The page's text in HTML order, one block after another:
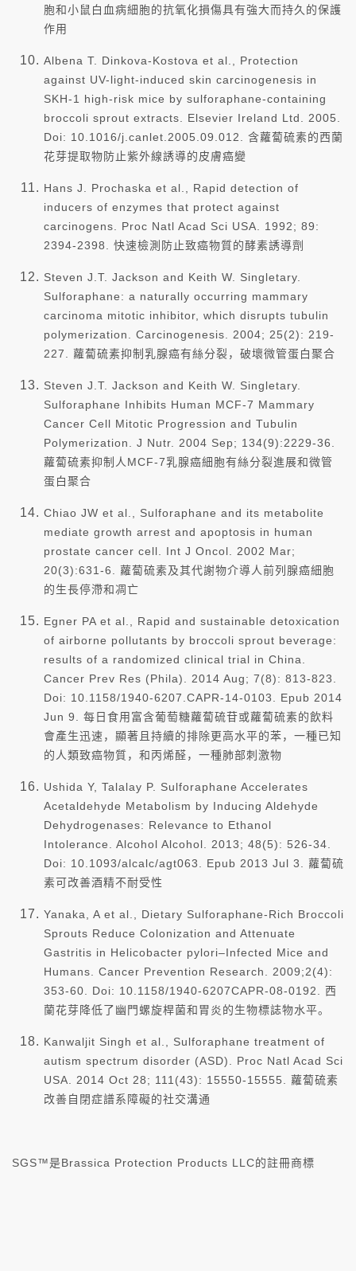
胞和小鼠白血病細胞的抗氧化損傷具有強大而持久的保護
作用
Albena T. Dinkova-Kostova et al., Protection
against UV-light-induced skin carcinogenesis in
SKH-1 high-risk mice by sulforaphane-containing
broccoli sprout extracts. Elsevier Ireland Ltd. 2005.
Doi: 10.1016/j.canlet.2005.09.012. 含蘿蔔硫素的西蘭
花芽提取物防止紫外線誘導的皮膚癌變
Hans J. Prochaska et al., Rapid detection of
inducers of enzymes that protect against
carcinogens. Proc Natl Acad Sci USA. 1992; 89:
2394-2398. 快速檢測防止致癌物質的酵素誘導劑
Steven J.T. Jackson and Keith W. Singletary.
Sulforaphane: a naturally occurring mammary
carcinoma mitotic inhibitor, which disrupts tubulin
polymerization. Carcinogenesis. 2004; 25(2): 219-
227. 蘿蔔硫素抑制乳腺癌有絲分裂，破壞微管蛋白聚合
Steven J.T. Jackson and Keith W. Singletary.
Sulforaphane Inhibits Human MCF-7 Mammary
Cancer Cell Mitotic Progression and Tubulin
Polymerization. J Nutr. 2004 Sep; 134(9):2229-36.
蘿蔔硫素抑制人MCF-7乳腺癌細胞有絲分裂進展和微管
蛋白聚合
Chiao JW et al., Sulforaphane and its metabolite
mediate growth arrest and apoptosis in human
prostate cancer cell. Int J Oncol. 2002 Mar;
20(3):631-6. 蘿蔔硫素及其代謝物介導人前列腺癌細胞
的生長停滯和凋亡
Egner PA et al., Rapid and sustainable detoxication
of airborne pollutants by broccoli sprout beverage:
results of a randomized clinical trial in China.
Cancer Prev Res (Phila). 2014 Aug; 7(8): 813-823.
Doi: 10.1158/1940-6207.CAPR-14-0103. Epub 2014
Jun 9. 每日食用富含葡萄糖蘿蔔硫苷或蘿蔔硫素的飲料
會產生迅速，顯著且持續的排除更高水平的苯，一種已知
的人類致癌物質，和丙烯醛，一種肺部刺激物
Ushida Y, Talalay P. Sulforaphane Accelerates
Acetaldehyde Metabolism by Inducing Aldehyde
Dehydrogenases: Relevance to Ethanol
Intolerance. Alcohol Alcohol. 2013; 48(5): 526-34.
Doi: 10.1093/alcalc/agt063. Epub 2013 Jul 3. 蘿蔔硫
素可改善酒精不耐受性
Yanaka, A et al., Dietary Sulforaphane-Rich Broccoli
Sprouts Reduce Colonization and Attenuate
Gastritis in Helicobacter pylori–Infected Mice and
Humans. Cancer Prevention Research. 2009;2(4):
353-60. Doi: 10.1158/1940-6207CAPR-08-0192. 西
蘭花芽降低了幽門螺旋桿菌和胃炎的生物標誌物水平。
Kanwaljit Singh et al., Sulforaphane treatment of
autism spectrum disorder (ASD). Proc Natl Acad Sci
USA. 2014 Oct 28; 111(43): 15550-15555. 蘿蔔硫素
改善自閉症譜系障礙的社交溝通
SGS™是Brassica Protection Products LLC的註冊商標